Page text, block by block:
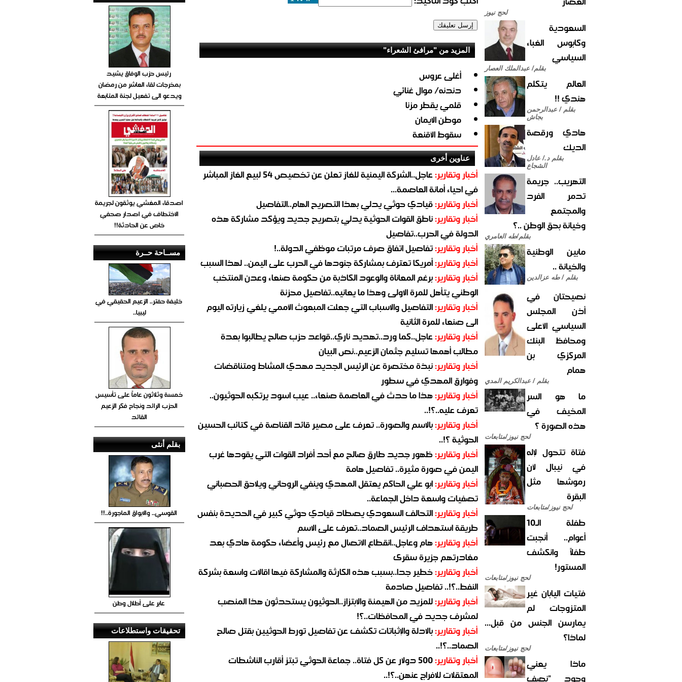
لحج نيوز
السعودية
وكابوس الغباء
السياسي
بقلم/ عبدالملك العصار
العالم يتكلم
هندي !!
بقلم / عبدالرحمن
بجاش
هادي ورقصة
الديك
بقلم د./ عادل
الشجاع
التهريب.. جريمة
تدمر الفرد
والمجتمع
وخيانة بحق الوطن ..؟
بقلم/طه العامري
مابين الوطنية
والخيانة ..
بقلم / طه عزالدين
نصيحتان في
أذن المجلس
السياسي الأعلى
ومحافظ البنك
المركزي بن
همام
بقلم / عبدالكريم المدي
ما هو السر
المخيف في
هذه الصورة ؟
لحج نيوز/متابعات
فتاة تتحول لإله
في نيبال لأن
رموشها مثل
البقرة
لحج نيوز/متابعات
طفلة الـ10
أعوام.. أنجبت
طفلاً وانكشف
المستور!
لحج نيوز/متابعات
فتيات اليابان غير
المتزوجات لم
يمارسن الجنس من قبل...
لماذا؟
لحج نيوز/متابعات
ماذا يعني
وجود "نصف
المزيد من "مرافئ الشعراء"
أغلى عروس
دندنه/ موال غنائي
قلمي يقطر مزنا
موطن الايمان
سقوط الأقنعة
عناوين أخرى
أخبار وتقارير:
عاجل..الشركة اليمنية للغاز تعلن عن تخصيص 54 لبيع الغاز المباشر
في احياء أمانة العاصمة...
أخبار وتقارير:قيادي حوثي يدلي بهذا التصريح الهام..التفاصيل
أخبار وتقارير:ناطق القوات الحوثية يدلي بتصريح جديد ويؤكد مشاركة هذه
الدولة في الحرب..تفاصيل
أخبار وتقارير:تفاصيل اتفاق صرف مرتبات موظفي الدولة..!
أخبار وتقارير:أمريكا تعترف بمشاركة جنودها في الحرب على اليمن.. لهذا السبب
أخبار وتقارير:برغم المعاناة والوعود الكاذبة من حكومة صنعاء وعدن المنتخب
الوطني يتأهل للمرة الاولى وهذا ما يعانيه..تفاصيل محزنة
أخبار وتقارير:التفاصيل والاسباب التي جعلت المبعوث الأممي يلغي زيارته اليوم
الى صنعاء للمرة الثانية
أخبار وتقارير:عاجل..كما ورد..تهديد ناري..قواعد حزب صالح يطالبوا بعدة
مطالب أهمها تسليم جثمان الزعيم..نص البيان
أخبار وتقارير:نبذة مختصرة عن الرئيس الجديد مهدي المشاط ومتناقضات
وفوارق المهدي في سطور
أخبار وتقارير:هذا ما حدث في العاصمة صنعاء.. عيب اسود يرتكبه الحوثيون..
تعرف عليه..؟!..
أخبار وتقارير:بالاسم والصورة.. تعرف على مصير قائد القناصة في كتائب الحسين
الحوثية ؟!..
أخبار وتقارير:ظهور جديد طارق صالح مع أحد أفراد القوات التي يقودها غرب
اليمن في صورة مثيرة.. تفاصيل هامة
أخبار وتقارير:ابو علي الحاكم يعتقل المهدي وينفي الروحاني ويلاحق الحصباني
تصفيات واسعة داخل الجماعة..
أخبار وتقارير:التحالف السعودي يصطاد قيادي حوثي كبير في الحديدة بنفس
طريقة استهداف الرئيس الصماد..تعرف على الاسم
أخبار وتقارير:هام وعاجل..انقطاع الاتصال مع رئيس وأعضاء حكومة هادي بعد
مغادرتهم جزيرة سقرى
أخبار وتقارير:خطير جدا..بسبب هذه الكارثة والمشاركة فيها اقالات واسعة بشركة
النفط..؟!.. تفاصيل صادمة
أخبار وتقارير:للمزيد من الهيمنة والابتزاز..الحوثيون يستحدثون هذا المنصب
لمشرف جديد في المحافظات..؟!
أخبار وتقارير:بالادلة والإثباتات تكشف عن تفاصيل تورط الحوثيين بقتل صالح
الصماد..؟!..
أخبار وتقارير:
500 دولار عن كل فتاة.. جماعة الحوثي تبتز أقارب الناشطات
المعتقلات للافراج عنهن..؟!..
رئيس حزب الوفاق يشيد
بمخرجات لقاء العاشر من رمضان
ويدعو الى تفعيل لجنة المتابعة
اصدقاء المغشي يوثقون لجريمة
الاختطاف في اصدار صحفي
خاص عن الحادثة!!
مســاحة حــرة
خليفة حفتر.. الزعيم الحقيقي في
ليبيا..
خمسة وثلاثون عاماً على تأسيس
الحزب الرائد ونجاح فكر الزعيم
القائد
بقلم أنثى
القوسي.. والابواق الماجورة..!!
عابر على أطلال وطن
تحقيقات واستطلاعات